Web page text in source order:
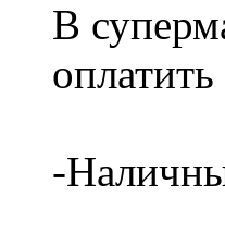
В
-